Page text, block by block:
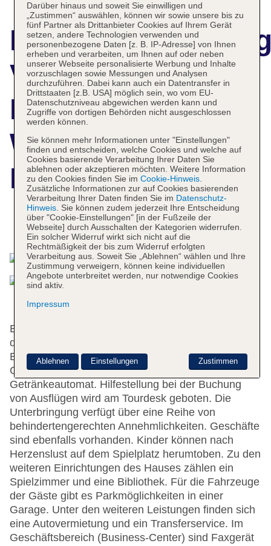
Vienna House
Easy by
Wyndham
Bratislava
Das bietet Ihre Unterkunft
Englisch- und deutschsprachiges Personal steht
den Gästen mit Rat und Tat zur Seite. Zu den
Einrichtungen des Hotels gehören eine
Gepäckaufbewahrung, ein Geldautomat und ein
Getränkeautomat. Hilfestellung bei der Buchung
von Ausflügen wird am Tourdesk geboten. Die
Unterbringung verfügt über eine Reihe von
behindertengerechten Annehmlichkeiten. Geschäfte
sind ebenfalls vorhanden. Kinder können nach
Herzenslust auf dem Spielplatz herumtoben. Zu den
weiteren Einrichtungen des Hauses zählen ein
Spielzimmer und eine Bibliothek. Für die Fahrzeuge
der Gäste gibt es Parkmöglichkeiten in einer
Garage. Unter den weiteren Leistungen finden sich
eine Autovermietung und ein Transferservice. Im
Geschäftsbereich (Business-Center) sind Faxgerät
Darüber hinaus und soweit Sie einwilligen und
„Zustimmen“ auswählen, können wir sowie unsere bis zu
fünf Partner als Drittanbieter Cookies auf Ihrem Gerät
setzen, andere Technologien verwenden und
personenbezogene Daten [z. B. IP-Adresse] von Ihnen
erheben und verarbeiten, um Ihnen auf oder neben
unserer Webseite personalisierte Werbung und Inhalte
vorzuschlagen sowie Messungen und Analysen
durchzuführen. Dabei kann auch ein Datentransfer in
Drittstaaten [z.B. USA] möglich sein, wo vom EU-
Datenschutzniveau abgewichen werden kann und
Zugriffe von dortigen Behörden nicht ausgeschlossen
werden können.
Sie können mehr Informationen unter "Einstellungen"
finden und entscheiden, welche Cookies und welche auf
Cookies basierende Verarbeitung Ihrer Daten Sie
ablehnen oder akzeptieren möchten. Weitere Information
zu den Cookies finden Sie im Cookie-Hinweis.
Zusätzliche Informationen zur auf Cookies basierenden
Verarbeitung Ihrer Daten finden Sie im Datenschutz-
Hinweis. Sie können zudem jederzeit Ihre Entscheidung
über "Cookie-Einstellungen" [in der Fußzeile der
Webseite] durch Ausschalten der Kategorien widerrufen.
Ein solcher Widerruf wirkt sich nicht auf die
Rechtmäßigkeit der bis zum Widerruf erfolgten
Verarbeitung aus. Soweit Sie „Ablehnen“ wählen und Ihre
Zustimmung verweigern, können keine individuellen
Angebote unterbreitet werden, nur notwendige Cookies
sind aktiv.
Impressum
Zustimmen
Ablehnen Einstellungen